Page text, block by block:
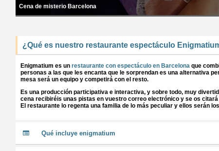
Cena de misterio Barcelona
¿Qué es nuestro restaurante espectáculo
Enigmatium es un restaurante con espectáculo en Barcelona que
personas a las que les encanta que le sorprendan es una alternativa
mesa será un equipo y competirá con el resto.
Es una producción participativa e interactiva, y sobre todo, muy
cena recibiréis unas pistas en vuestro correo electrónico y se os
El restaurante lo regenta una familia de lo más peculiar y ellos serán
Qué incluye enigmatium